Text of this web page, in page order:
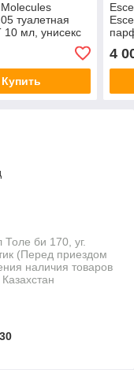
туалетная
10 мл, унисекс
Купить
4
Толе би 170, уг.
(Перед приездом
наличия товаров